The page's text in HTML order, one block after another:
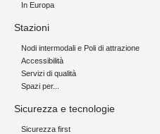
In Europa
Stazioni
Nodi intermodali e Poli di attrazione
Accessibilità
Servizi di qualità
Spazi per...
Sicurezza e tecnologie
Sicurezza first